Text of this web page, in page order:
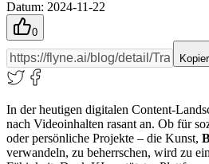
Datum: 2024-11-22
0
In der heutigen digitalen Content-
nach Videoinhalten rasant an. Ob für
oder persönliche Projekte – die Kunst,
verwandeln, zu beherrschen, wird zu